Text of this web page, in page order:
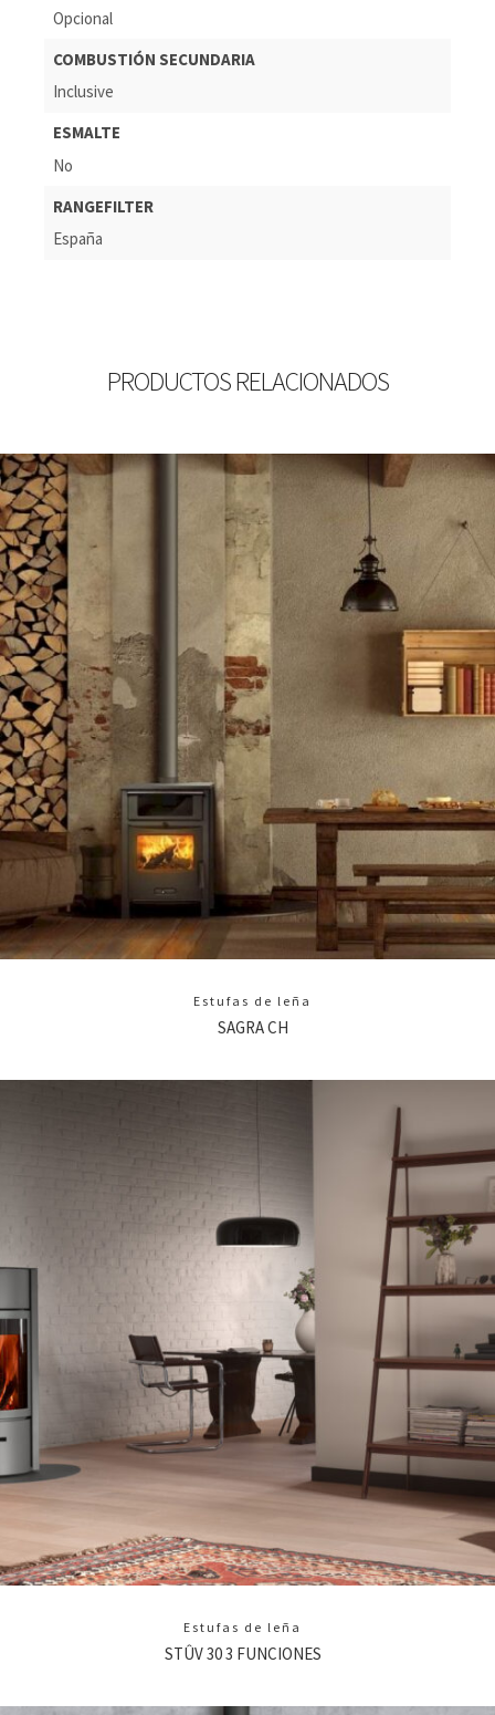
Opcional
COMBUSTIÓN SECUNDARIA
Inclusive
ESMALTE
No
RANGEFILTER
España
PRODUCTOS RELACIONADOS
Estufas de leña
SAGRA CH
Estufas de leña
STÛV 30 3 FUNCIONES